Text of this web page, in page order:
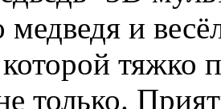
медведя и
тяжко
только.